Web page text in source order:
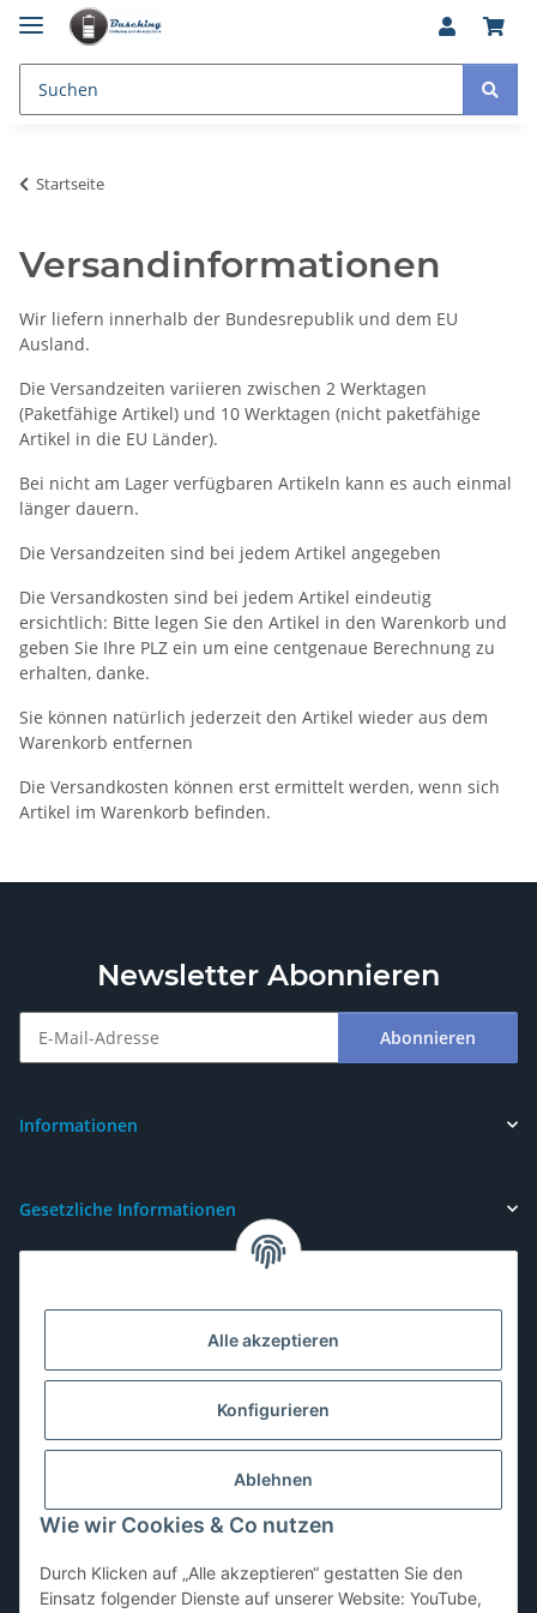
Alle akzeptieren
Konfigurieren
Ablehnen
Wie wir Cookies & Co nutzen
Durch Klicken auf „Alle akzeptieren“ gestatten Sie den
Einsatz folgender Dienste auf unserer Website: YouTube,
Startseite
Versandinformationen
Wir liefern innerhalb der Bundesrepublik und dem EU
Ausland.
Die Versandzeiten variieren zwischen 2 Werktagen
(Paketfähige Artikel) und 10 Werktagen (nicht paketfähige
Artikel in die EU Länder).
Bei nicht am Lager verfügbaren Artikeln kann es auch einmal
länger dauern.
Die Versandzeiten sind bei jedem Artikel angegeben
Die Versandkosten sind bei jedem Artikel eindeutig
ersichtlich: Bitte legen Sie den Artikel in den Warenkorb und
geben Sie Ihre PLZ ein um eine centgenaue Berechnung zu
erhalten, danke.
Sie können natürlich jederzeit den Artikel wieder aus dem
Warenkorb entfernen
Die Versandkosten können erst ermittelt werden, wenn sich
Artikel im Warenkorb befinden.
Newsletter Abonnieren
Abonnieren
Informationen
Gesetzliche Informationen
Vertrag widerrufen